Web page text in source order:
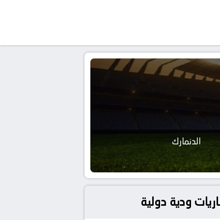
الدنمارك
ودية دولية